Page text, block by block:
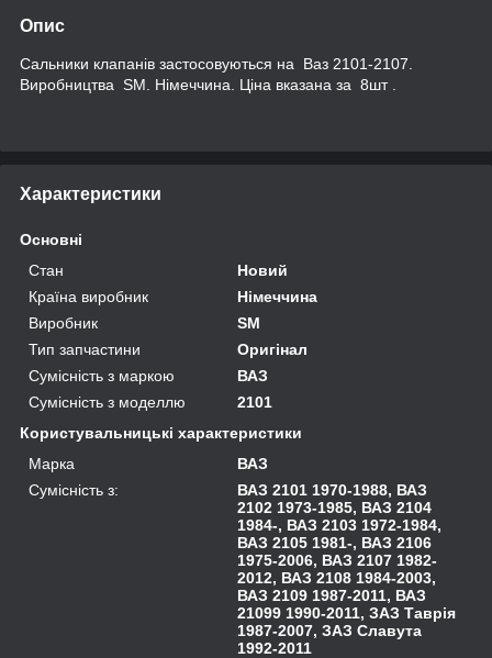
Опис
Сальники клапанів застосовуються на Ваз 2101-2107.
Виробництва SM. Німеччина. Ціна вказана за 8шт .
Характеристики
Основні
Стан
Новий
Країна виробник
Німеччина
Виробник
SM
Тип запчастини
Оригінал
Сумісність з маркою
ВАЗ
Сумісність з моделлю
2101
Користувальницькі характеристики
Марка
ВАЗ
Сумісність з:
ВАЗ 2101 1970-1988, ВАЗ
2102 1973-1985, ВАЗ 2104
1984-, ВАЗ 2103 1972-1984,
ВАЗ 2105 1981-, ВАЗ 2106
1975-2006, ВАЗ 2107 1982-
2012, ВАЗ 2108 1984-2003,
ВАЗ 2109 1987-2011, ВАЗ
21099 1990-2011, ЗАЗ Таврія
1987-2007, ЗАЗ Славута
1992-2011